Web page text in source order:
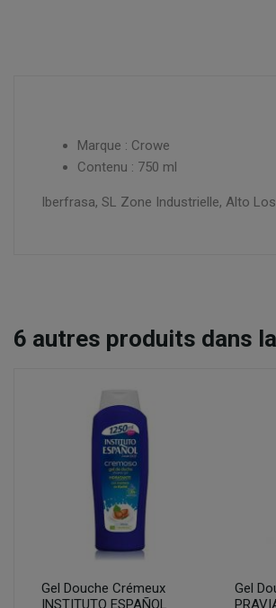
Marque : Crowe
Contenu : 750 ml
Iberfrasa, SL Zone Industrielle, Alto
6 autres produits dans
Gel Douche Crémeux
Gel